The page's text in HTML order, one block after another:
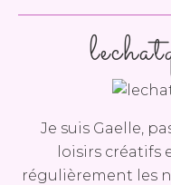
Je suis Gaelle,
loisirs créatifs
régulièrement les